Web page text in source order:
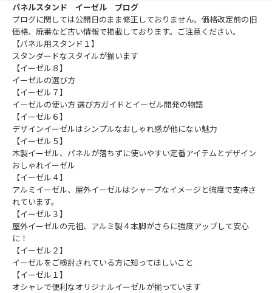
パネルスタンド イーゼル ブログ
ブログに関しては公開日のまま修正しておりません。価格改定前の旧
価格、廃番など古い情報で掲載しております。ご注意ください。
【パネル用スタンド１】
スタンダードなスタイルが揃います
【イーゼル８】
イーゼルの選び方
【イーゼル７】
イーゼルの使い方 選び方ガイドとイーゼル開発の物語
【イーゼル６】
デザインイーゼルはシンプルなおしゃれ感が他にない魅力
【イーゼル５】
木製イーゼル、パネルが落ちずに使いやすい定番アイテムとデザイン
おしゃれイーゼル
【イーゼル４】
アルミイーゼル、屋外イーゼルはシャープなイメージと強度で支持さ
れています。
【イーゼル３】
屋外イーゼルの元祖、アルミ製４本脚がさらに強度アップして安心
に！
【イーゼル２】
イーゼルをご検討されている方に知ってほしいこと
【イーゼル１】
オシャレで便利なオリジナルイーゼルが揃っています